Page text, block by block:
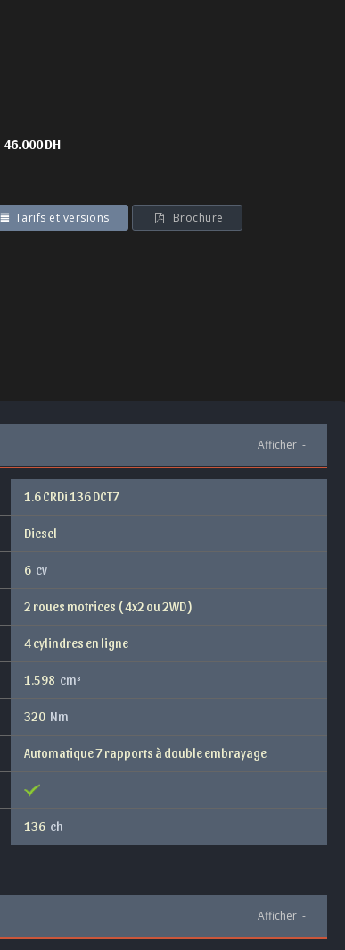
46.000 DH
Tarifs et versions Brochure
Afficher -
1.6 CRDi 136 DCT7
Diesel
6 cv
2 roues motrices ( 4x2 ou 2WD )
4 cylindres en ligne
1.598 cm³
320 Nm
Automatique 7 rapports à double embrayage
136 ch
Afficher -